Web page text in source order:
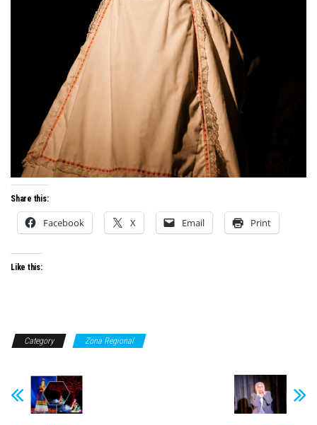
Share this:
Facebook X Email Print
Like this:
Category Zona Regional